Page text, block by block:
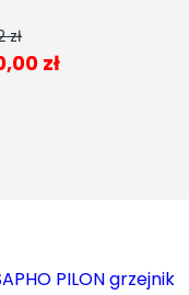
zł
złAktualna